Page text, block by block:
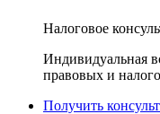
Налоговое
Индивидуальная
правовых и
Получить